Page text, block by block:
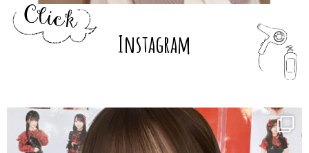
Instagram